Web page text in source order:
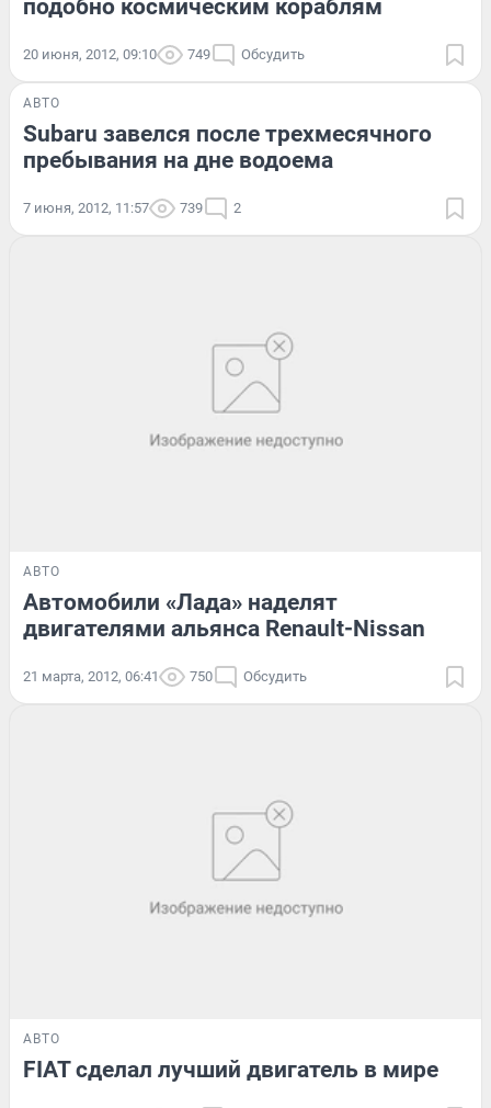
подобно космическим кораблям
20 июня, 2012, 09:10 749 Обсудить
АВТО
Subaru завелся после трехмесячного
пребывания на дне водоема
7 июня, 2012, 11:57 739 2
АВТО
Автомобили «Лада» наделят
двигателями альянса Renault-Nissan
21 марта, 2012, 06:41 750 Обсудить
АВТО
FIAT сделал лучший двигатель в мире